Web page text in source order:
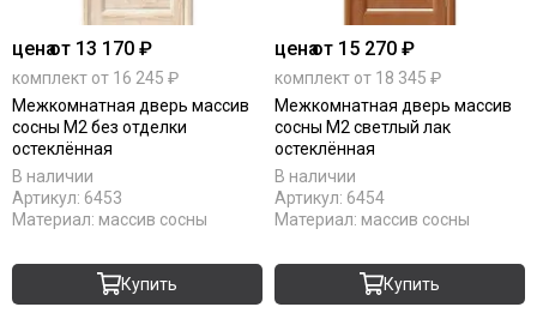
ценаот 13 170 ₽
комплект от 16 245 ₽
Межкомнатная дверь массив
сосны М2 без отделки
остеклённая
В наличии
Артикул: 6453
Материал: массив сосны
Купить
ценаот 15 270 ₽
комплект от 18 345 ₽
Межкомнатная дверь массив
сосны М2 светлый лак
остеклённая
В наличии
Артикул: 6454
Материал: массив сосны
Купить